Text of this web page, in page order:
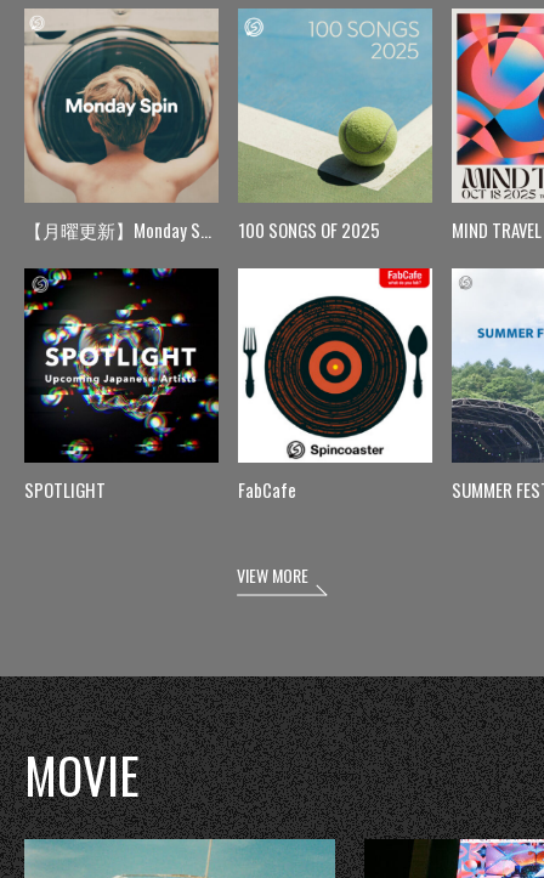
【月曜更新】Monday Spin
SPOTLIGHT
100 SONGS OF 2025
FabCafe
MIND TRAVEL
SUMMER
VIEW MORE
MOVIE